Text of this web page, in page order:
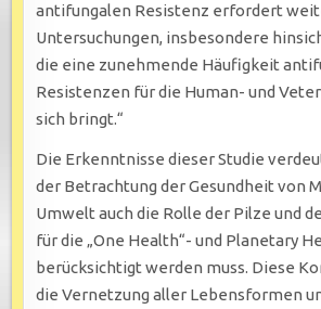
antifungalen Resistenz erfordert
Untersuchungen, insbesondere
die eine zunehmende Häufigkeit
Resistenzen für die Human- und
sich bringt.“
Die Erkenntnisse dieser Studie
der Betrachtung der Gesundheit von
Umwelt auch die Rolle der Pilze und
für die „One Health“- und Planetary
berücksichtigt werden muss. Diese
die Vernetzung aller Lebensformen